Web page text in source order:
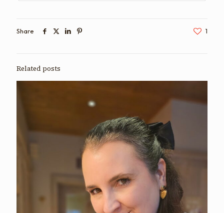
Share 1
Related posts